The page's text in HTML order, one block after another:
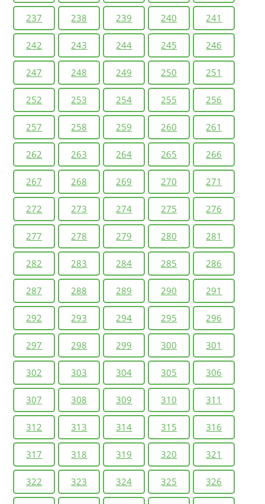
237 238 239 240 241
242 243 244 245 246
247 248 249 250 251
252 253 254 255 256
257 258 259 260 261
262 263 264 265 266
267 268 269 270 271
272 273 274 275 276
277 278 279 280 281
282 283 284 285 286
287 288 289 290 291
292 293 294 295 296
297 298 299 300 301
302 303 304 305 306
307 308 309 310 311
312 313 314 315 316
317 318 319 320 321
322 323 324 325 326